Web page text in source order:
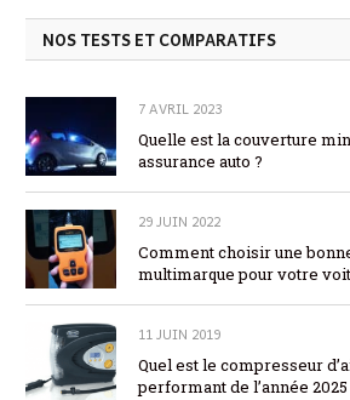
NOS TESTS ET COMPARATIFS
7 AVRIL 2023
Quelle est la couverture
assurance auto ?
29 JUIN 2022
Comment choisir une
multimarque pour votre
11 JUIN 2019
Quel est le compresseur
performant de l’année 2025